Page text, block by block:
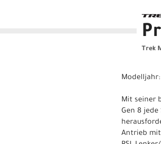
Trek
Mit seiner
Gen 8 jede
Antrieb mit